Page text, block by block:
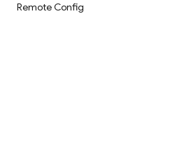
Remote Config